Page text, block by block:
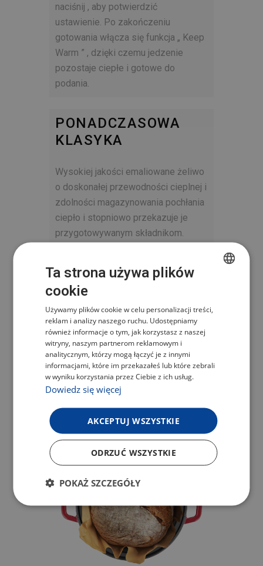
naciśnij , aby potwierdzić
ustawienie. Po zakończeniu
gotowania włącza się funkcja „ Keep
Warm ” , dzięki czemu jedzenie
pozostaje ciepłe i gotowe do
podania.
PONADCZASOWA
KLASYKA
Wysokiej jakości emaliowane żeliwo
o doskonałej przewodności cieplnej i
zdolności magazynowania pochłania
ciepło i stopniowo przekazuje je
przygotowywanym składnikom.
para ścieka z powrotem do
żeliwnego garnka, a Ty uzyskujesz
równomierne przygotowanie
składników, które pozostają
delikatne i soczyste. Ta właściwość
jest szczególnie ważna w powolnym
gotowaniu, gdzie właściwa
dystrybucja ciepła jest kluczowym
POLISH
ENGLISH
Ta strona używa plików
cookie
Używamy plików cookie w celu personalizacji treści,
reklam i analizy naszego ruchu. Udostępniamy
również informacje o tym, jak korzystasz z naszej
witryny, naszym partnerom reklamowym i
analitycznym, którzy mogą łączyć je z innymi
informacjami, które im przekazałeś lub które zebrali
w wyniku korzystania przez Ciebie z ich usług.
Dowiedz się więcej
AKCEPTUJ WSZYSTKIE
ODRZUĆ WSZYSTKIE
POKAŻ SZCZEGÓŁY